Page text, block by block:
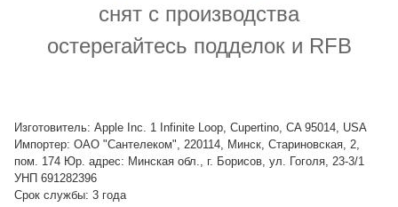
снят с производства
остерегайтесь подделок и RFB
Изготовитель: Apple Inc. 1 Infinite Loop, Cupertino, CA 95014, USA
Импортер: ОАО "Сантелеком", 220114, Минск, Стариновская, 2,
пом. 174 Юр. адрес: Минская обл., г. Борисов, ул. Гоголя, 23-3/1
УНП 691282396
Срок службы: 3 года